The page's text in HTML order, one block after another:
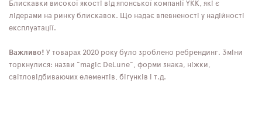
Блискавки високої якості від японської компанії YKK, які є
лідерами на ринку блискавок. Що надає впевненості у надійності
експлуатації.
Важливо! У товарах 2020 року було зроблено ребрендинг. Зміни
торкнулися: назви "magic DeLune", форми знака, ніжки,
світловідбиваючих елементів, бігунків і т.д.